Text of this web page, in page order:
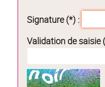
Signature (*) :
Validation de saisie